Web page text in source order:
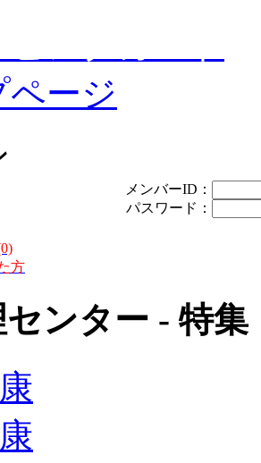
ージ
メンバーID：
パスワード：
方
ンター - 特集